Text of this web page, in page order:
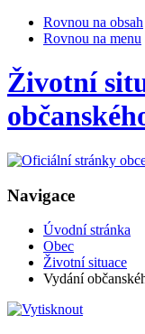
Rovnou na obsah
Rovnou na menu
Životní
Navigace
Úvodní stránka
Obec
Životní situace
Vydání